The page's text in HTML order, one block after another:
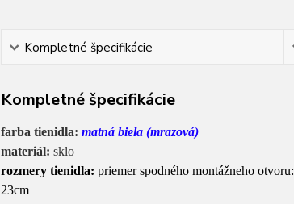
Kompletné špecifikácie
Kompletné špecifikácie
farba tienidla: matná biela (mrazová)
materiál: sklo
rozmery tienidla: priemer spodného montážneho otvoru:
23cm